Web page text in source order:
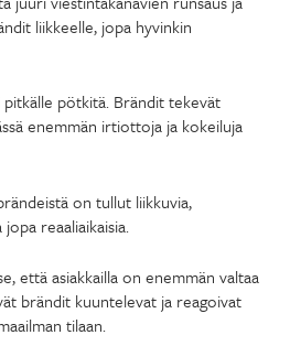
liikkeelle, jopa hyvinkin
pitkälle pötkitä. Brändit tekevät
enemmän irtiottoja ja kokeiluja
on tullut liikkuvia,
reaaliaikaisia.
että asiakkailla on enemmän valtaa
brändit kuuntelevat ja reagoivat
tilaan.